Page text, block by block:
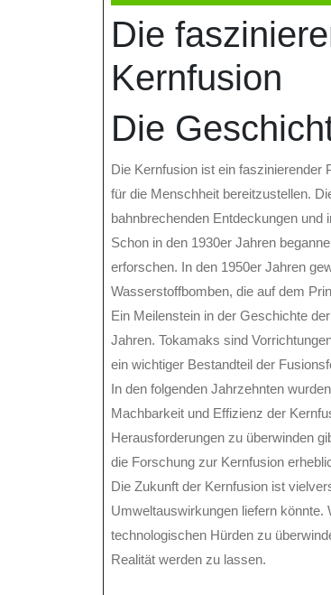
März
2024
Die
Kernfusion
Die
Die Kernfusion ist ein faszinierender
für die Menschheit bereitzustellen.
bahnbrechenden Entdeckungen und
Schon in den 1930er Jahren
erforschen. In den 1950er Jahren
Wasserstoffbomben, die auf dem
Ein Meilenstein in der Geschichte
Jahren. Tokamaks sind
ein wichtiger Bestandteil der
In den folgenden Jahrzehnten
Machbarkeit und Effizienz der
Herausforderungen zu überwinden
die Forschung zur Kernfusion
Die Zukunft der Kernfusion ist
Umweltauswirkungen liefern könnte.
technologischen Hürden zu
Realität werden zu lassen.